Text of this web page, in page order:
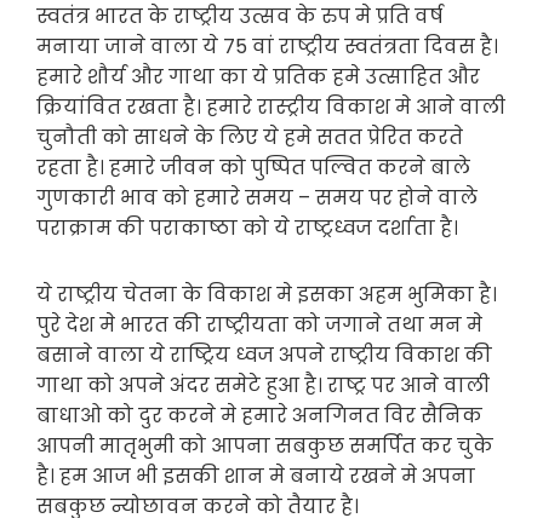
स्वतंत्र भारत के राष्ट्रीय उत्सव के रुप मे प्रति वर्ष
मनाया जाने वाला ये 75 वां राष्ट्रीय स्वतंत्रता दिवस है।
हमारे शौर्य और गाथा का ये प्रतिक हमे उत्साहित और
क्रियांवित रखता है। हमारे रास्ट्रीय विकाश मे आने वाली
चुनौती को साधने के लिए ये हमे सतत प्रेरित करते
रहता है। हमारे जीवन को पुष्पित पल्वित करने बाले
गुणकारी भाव को हमारे समय – समय पर होने वाले
पराक्राम की पराकाष्ठा को ये राष्ट्रध्वज दर्शाता है।
ये राष्ट्रीय चेतना के विकाश मे इसका अहम भुमिका है।
पुरे देश मे भारत की राष्ट्रीयता को जगाने तथा मन मे
बसाने वाला ये राष्ट्रिय ध्वज अपने राष्ट्रीय विकाश की
गाथा को अपने अंदर समेटे हुआ है। राष्ट्र पर आने वाली
बाधाओ को दुर करने मे हमारे अनगिनत विर सैनिक
आपनी मातृभुमी को आपना सबकुछ समर्पित कर चुके
है। हम आज भी इसकी शान मे बनाये रखने मे अपना
सबकुछ न्योछावन करने को तैयार है।